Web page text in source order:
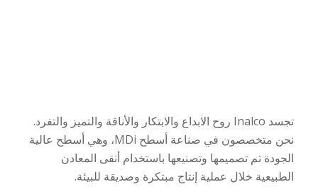
تجسد Inalco روح الابداع والابتكار والأناقة والتميز والتفرد.
نحن متخصصون في صناعة أسطح MDi، وهي أسطح عالية
الجودة تم تصميمها وتصنيعها باستخدام أنقى المعادن
الطبيعية خلال عملية إنتاج مبتكرة وصديقة للبيئة.